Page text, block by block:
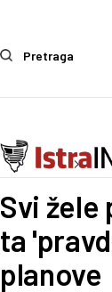
Pretraga
Ostalo
Svi žele
ta
planove